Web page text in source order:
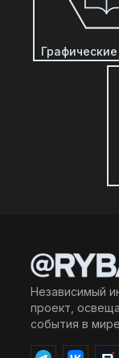
Независимый
проект,
события в